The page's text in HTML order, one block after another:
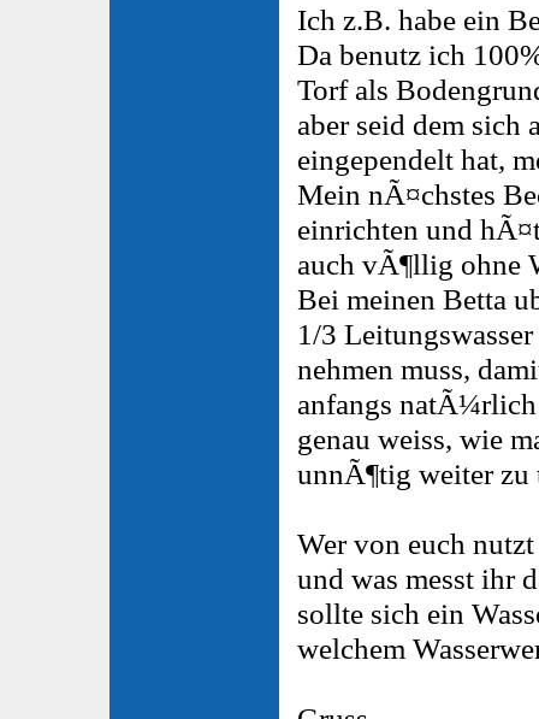
Ich z.B. habe ein
Da benutz ich
Torf als
aber seid dem sich
eingependelt hat,
Mein nÃ¤chstes
einrichten und
auch vÃ¶llig ohne
Bei meinen Betta
1/3
nehmen muss,
anfangs natÃ¼rlich
genau weiss, wie
unnÃ¶tig weiter zu
Wer von euch
und was messt ihr
sollte sich ein
welchem